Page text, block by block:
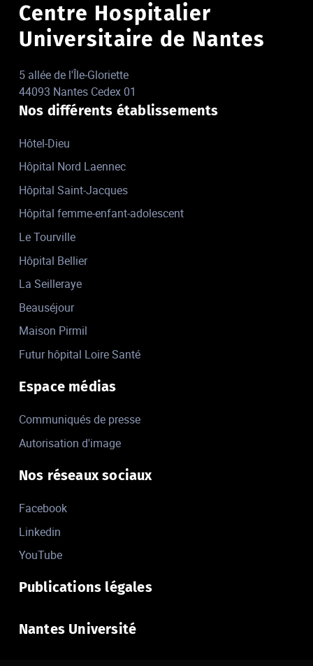
Centre Hospitalier
Universitaire de Nantes
5 allée de l'Île-Gloriette
44093 Nantes Cedex 01
Nos différents établissements
Hôtel-Dieu
Hôpital Nord Laennec
Hôpital Saint-Jacques
Hôpital femme-enfant-adolescent
Le Tourville
Hôpital Bellier
La Seilleraye
Beauséjour
Maison Pirmil
Futur hôpital Loire Santé
Espace médias
Communiqués de presse
Autorisation d'image
Nos réseaux sociaux
Facebook
Linkedin
YouTube
Publications légales
Nantes Université